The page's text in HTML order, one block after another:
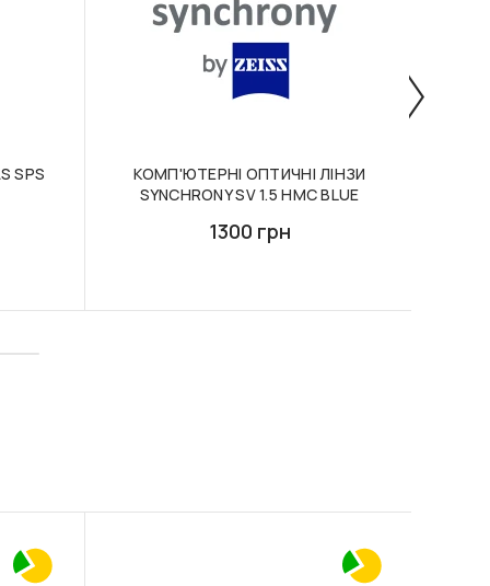
SPS
КОМП'ЮТЕРНІ ОПТИЧНІ ЛІНЗИ
SYNCHRONY SV 1.5 HMC BLUE
1300 грн